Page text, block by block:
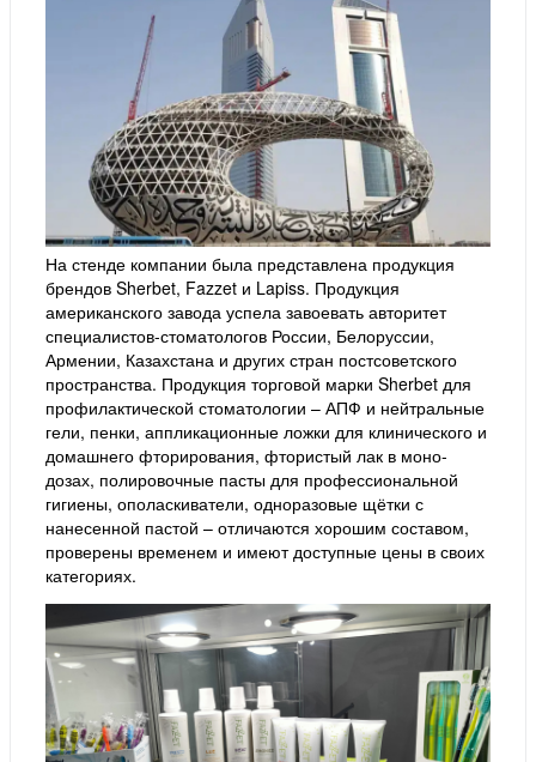
На стенде компании была представлена продукция
брендов Sherbet, Fazzet и Lapiss. Продукция
американского завода успела завоевать авторитет
специалистов-стоматологов России, Белоруссии,
Армении, Казахстана и других стран постсоветского
пространства. Продукция торговой марки Sherbet для
профилактической стоматологии – АПФ и нейтральные
гели, пенки, аппликационные ложки для клинического и
домашнего фторирования, фтористый лак в моно-
дозах, полировочные пасты для профессиональной
гигиены, ополаскиватели, одноразовые щётки с
нанесенной пастой – отличаются хорошим составом,
проверены временем и имеют доступные цены в своих
категориях.